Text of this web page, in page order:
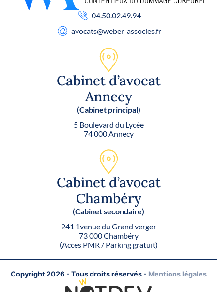
04.50.02.49.94
avocats@weber-associes.fr
Cabinet d’avocat
Annecy
(Cabinet principal)
5 Boulevard du Lycée
74 000 Annecy
Cabinet d’avocat
Chambéry
(Cabinet secondaire)
241 1venue du Grand verger
73 000 Chambéry
(Accès PMR / Parking gratuit)
Copyright 2026 - Tous droits réservés - Mentions légales